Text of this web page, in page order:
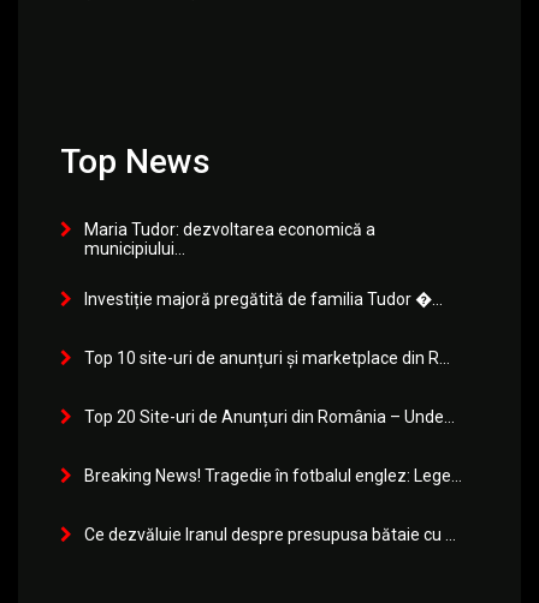
Top News
Maria Tudor: dezvoltarea economică a
municipiului...
Investiție majoră pregătită de familia Tudor �...
Top 10 site-uri de anunțuri și marketplace din R...
Top 20 Site-uri de Anunțuri din România – Unde...
Breaking News! Tragedie în fotbalul englez: Lege...
Ce dezvăluie Iranul despre presupusa bătaie cu ...